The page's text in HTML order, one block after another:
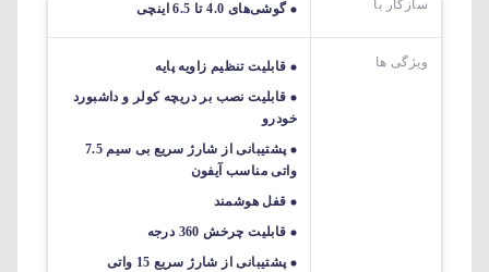
سازگار با گوشی‌های 4.0 تا 6.5 اینچی
ویژگی ها
قابلیت تنظیم زاویه پایه
قابلیت نصب بر دریچه کولر و داشبورد
خودرو
پشتیبانی از شارژ سریع بی سیم 7.5
واتی مناسب آیفون
قفل هوشمند
قابلیت چرخش 360 درجه
پشتیبانی از شارژ سریع 15 واتی